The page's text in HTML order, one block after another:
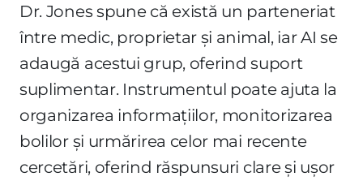
Dr. Jones spune că există un parteneriat
între medic, proprietar și animal, iar AI se
adaugă acestui grup, oferind suport
suplimentar. Instrumentul poate ajuta la
organizarea informațiilor, monitorizarea
bolilor și urmărirea celor mai recente
cercetări, oferind răspunsuri clare și ușor